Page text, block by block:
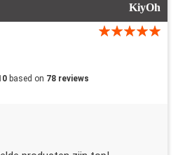
KiyOh
based on 78 reviews